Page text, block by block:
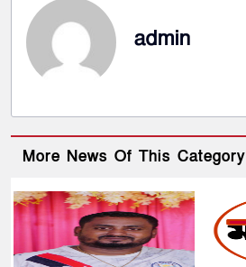
admin
More News Of This Category